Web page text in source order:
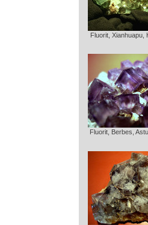
Fluorit, Xianhuapu,
Fluorit, Berbes,